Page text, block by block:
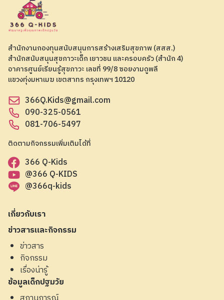
สำนักงานกองทุนสนับสนุนการสร้างเสริมสุขภาพ (สสส.)
สำนักสนับสนุนสุขภาวะเด็ก เยาวชน และครอบครัว (สำนัก 4)
อาคารศูนย์เรียนรู้สุขภาวะ เลขที่ 99/8 ซอยงามดูพลี
แขวงทุ่งมหาเมฆ เขตสาทร กรุงเทพฯ 10120
366Q.Kids@gmail.com
090-325-0561
081-706-5497
เกี่ยวกับเรา
ข่าวสารและกิจกรรม
ข่าวสาร
กิจกรรม
เรื่องน่ารู้
ข้อมูลเด็กปฐมวัย
ติดตามกิจกรรมเพิ่มเติมได้ที่
366 Q-Kids
@366 Q-KIDS
@366q-kids